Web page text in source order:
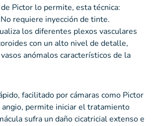
Pictor lo permite, esta técnica:
requiere inyección de tinte.
los diferentes plexos vasculares
con un alto nivel de detalle,
anómalos característicos de la
facilitado por cámaras como Pictor
angio, permite iniciar el tratamiento
sufra un daño cicatricial extenso e